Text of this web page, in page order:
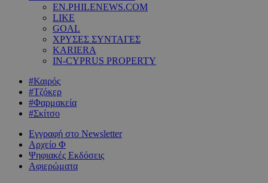
EN.PHILENEWS.COM
LIKE
GOAL
ΧΡΥΣΕΣ ΣΥΝΤΑΓΕΣ
KARIERA
IN-CYPRUS PROPERTY
#Καιρός
#Τζόκερ
#Φαρμακεία
#Σκίτσο
Εγγραφή στο Newsletter
Αρχείο Φ
Ψηφιακές Εκδόσεις
Αφιερώματα